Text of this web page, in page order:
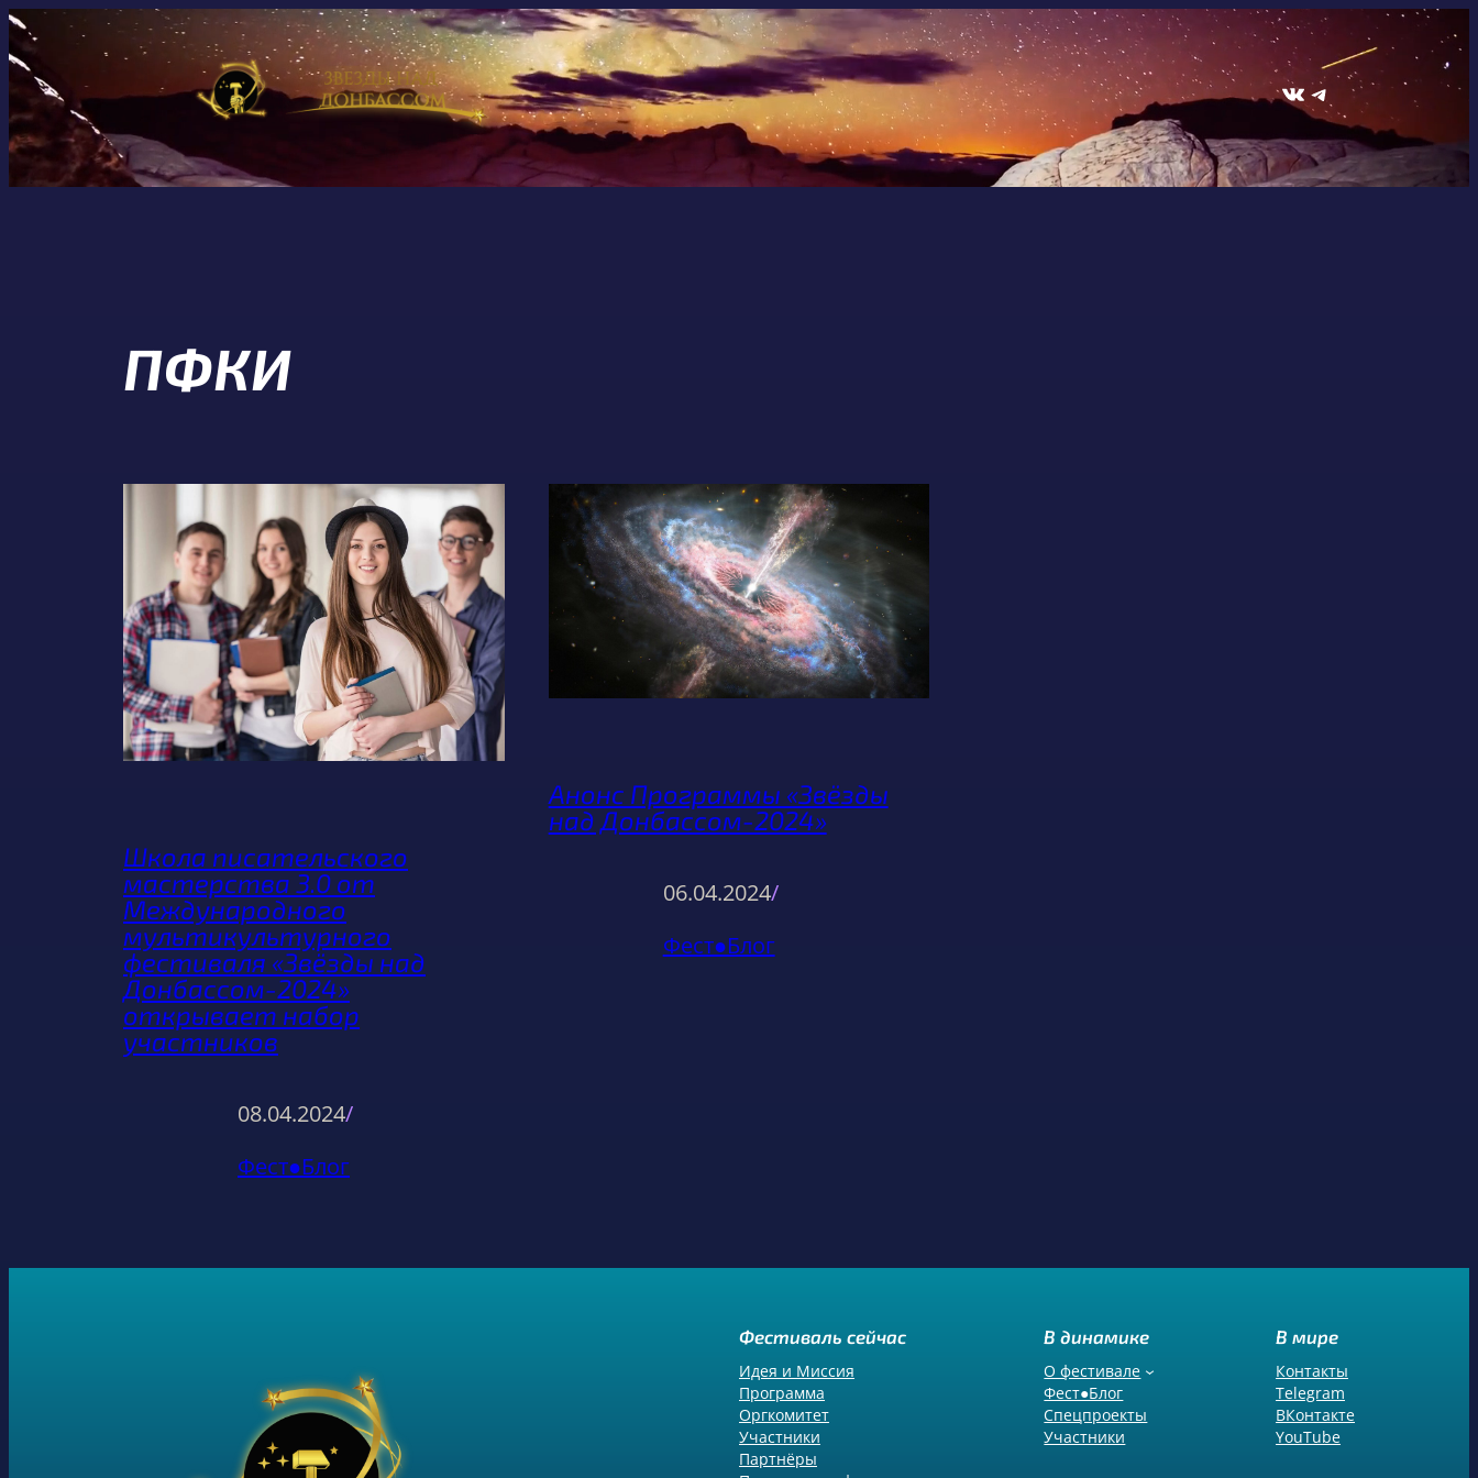
Перейти
к
содержимому
ВКонтакте Telegram
ПФКИ
Школа писательского
мастерства 3.0 от
Международного
мультикультурного
фестиваля «Звёзды над
Донбассом-2024»
открывает набор
участников
08.04.2024/
Фест●Блог
Анонс Программы «Звёзды
над Донбассом-2024»
06.04.2024/
Фест●Блог
Фестиваль сейчас
Идея и Миссия
Программа
Оргкомитет
Участники
Партнёры
В динамике
О фестивале
Фест●Блог
Спецпроекты
Участники
В мире
Контакты
Telegram
ВКонтакте
YouTube